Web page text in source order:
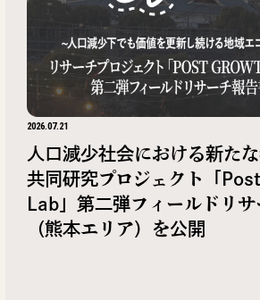
2026.07.21
人口減少社会における新た
共同研究プロジェクト「
Lab」第二弾フィールドリ
（熊本エリア）を公開